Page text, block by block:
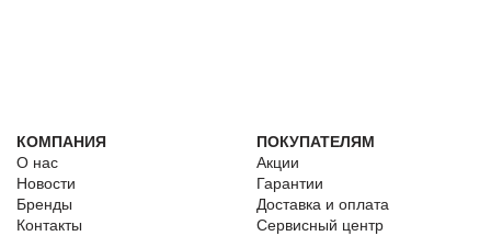
КОМПАНИЯ
О нас
Новости
Бренды
Контакты
ПОКУПАТЕЛЯМ
Акции
Гарантии
Доставка и оплата
Сервисный центр